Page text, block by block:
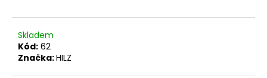
Skladem
Kód: 62
Značka:HILZ